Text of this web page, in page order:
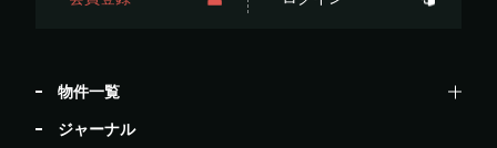
物件一覧
ジャーナル